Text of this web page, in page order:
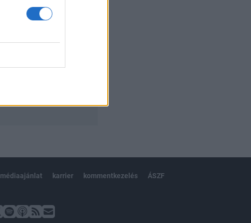
médiaajánlat karrier kommentkezelés ÁSZF